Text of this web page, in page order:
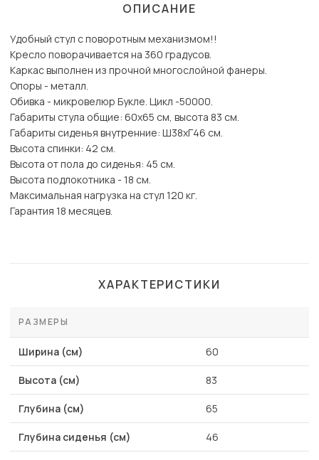
ОПИСАНИЕ
Удобный стул с поворотным механизмом!!
Кресло поворачивается на 360 градусов.
Каркас выполнен из прочной многослойной фанеры.
Опоры - металл.
Обивка - микровелюр Букле. Цикл -50000.
Габариты стула общие: 60х65 см, высота 83 см.
Габариты сиденья внутренние: Ш38хГ46 см.
Высота спинки: 42 см.
Высота от пола до сиденья: 45 см.
Высота подлокотника - 18 см.
Максимальная нагрузка на стул 120 кг.
Гарантия 18 месяцев.
ХАРАКТЕРИСТИКИ
РАЗМЕРЫ
Ширина (см) 60
Высота (см) 83
Глубина (см) 65
Глубина сиденья (см) 46